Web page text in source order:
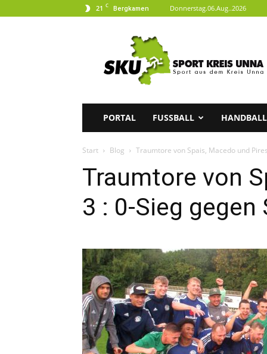
21 C Bergkamen Donnerstag.06.Aug..2026
Sport
aus
Kreis
Unna
PORTAL FUSSBALL HANDBALL
Start Blog Traumtore von Spais, Macedo und
Traumtore von
3 : 0-Sieg